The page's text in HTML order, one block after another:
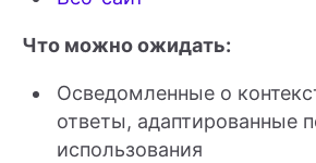
Что можно ожидать:
Осведомленные о
ответы, адаптированные
использования